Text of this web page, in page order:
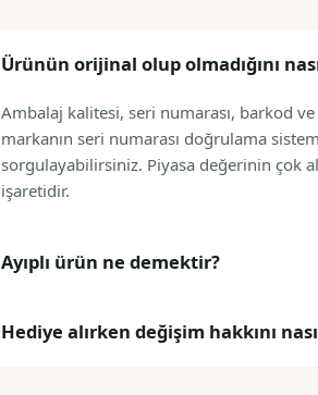
Ürünün orijinal olup olmadığını
Ambalaj kalitesi, seri numarası, barkod ve
markanın seri numarası doğrulama
sorgulayabilirsiniz. Piyasa değerinin çok
işaretidir.
Ayıplı ürün ne demektir?
Hediye alırken değişim hakkını